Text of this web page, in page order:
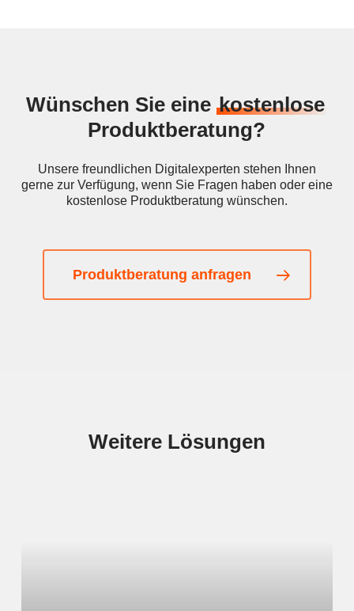
Wünschen Sie einekostenlose
Produktberatung?
Unsere freundlichen Digitalexperten stehen Ihnen
gerne zur Verfügung, wenn Sie Fragen haben oder eine
kostenlose Produktberatung wünschen.
Produktberatung anfragen
Weitere Lösungen